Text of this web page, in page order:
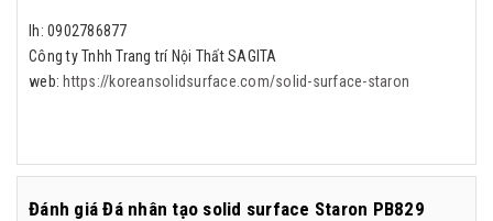
lh: 0902786877
Công ty Tnhh Trang trí Nội Thất SAGITA
web: https://koreansolidsurface.com/solid-surface-staron
Đánh giáĐá nhân tạo solid surface Staron PB829